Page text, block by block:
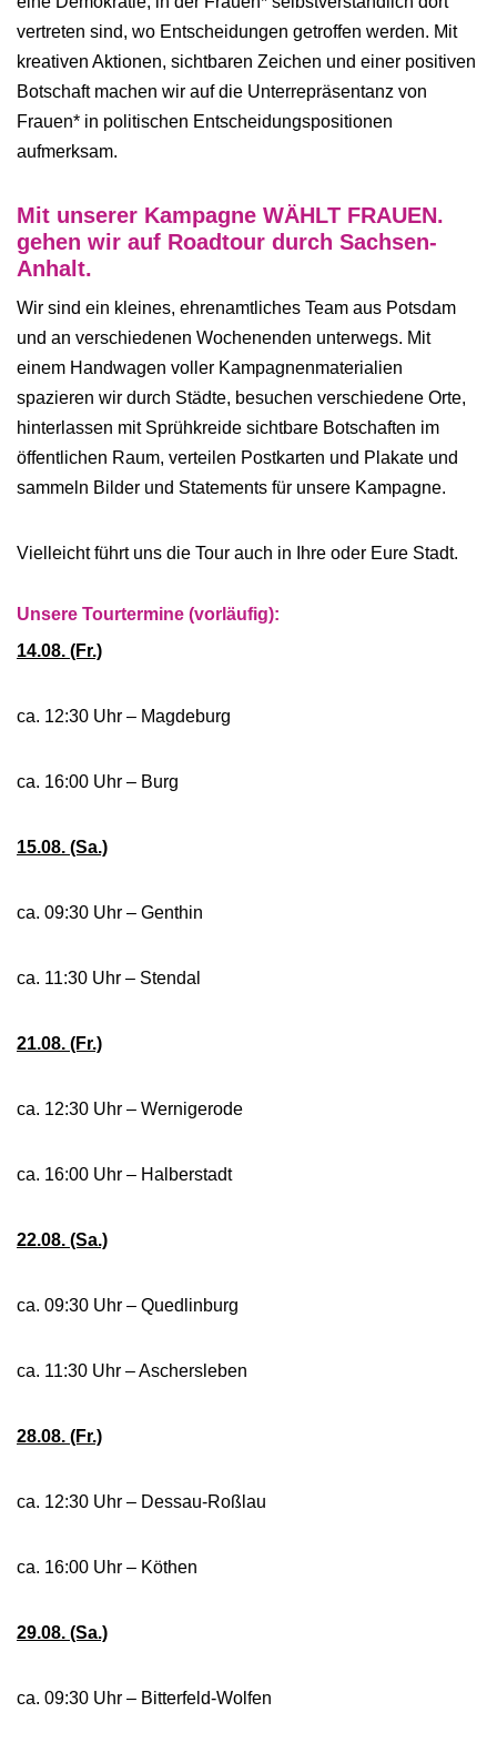
vertreten sind, wo Entscheidungen getroffen werden. Mit
kreativen Aktionen, sichtbaren Zeichen und einer positiven
Botschaft machen wir auf die Unterrepräsentanz von
Frauen* in politischen Entscheidungspositionen
aufmerksam.
Mit unserer Kampagne WÄHLT FRAUEN.
gehen wir auf Roadtour durch Sachsen-
Anhalt.
Wir sind ein kleines, ehrenamtliches Team aus Potsdam
und an verschiedenen Wochenenden unterwegs. Mit
einem Handwagen voller Kampagnenmaterialien
spazieren wir durch Städte, besuchen verschiedene Orte,
hinterlassen mit Sprühkreide sichtbare Botschaften im
öffentlichen Raum, verteilen Postkarten und Plakate und
sammeln Bilder und Statements für unsere Kampagne.
Vielleicht führt uns die Tour auch in Ihre oder Eure Stadt.
Unsere Tourtermine (vorläufig):
14.08. (Fr.)
ca. 12:30 Uhr – Magdeburg
ca. 16:00 Uhr – Burg
15.08. (Sa.)
ca. 09:30 Uhr – Genthin
ca. 11:30 Uhr – Stendal
21.08. (Fr.)
ca. 12:30 Uhr – Wernigerode
ca. 16:00 Uhr – Halberstadt
22.08. (Sa.)
ca. 09:30 Uhr – Quedlinburg
ca. 11:30 Uhr – Aschersleben
28.08. (Fr.)
ca. 12:30 Uhr – Dessau-Roßlau
ca. 16:00 Uhr – Köthen
29.08. (Sa.)
ca. 09:30 Uhr – Bitterfeld-Wolfen